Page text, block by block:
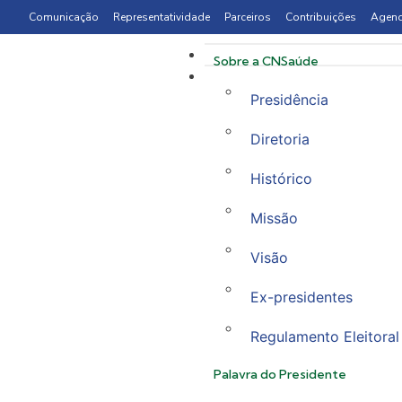
Comunicação Representatividade Parceiros Contribuições
Sobre a CNSaúde
Presidência
Diretoria
Histórico
Missão
Visão
Ex-presidentes
Regulamento Eleitoral
Palavra do Presidente